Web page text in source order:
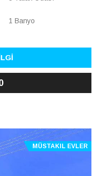
1 Banyo
MÜSTAKIL EVLER